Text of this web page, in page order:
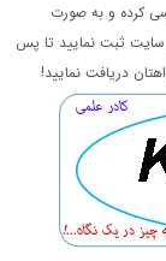
کرده و به صورت
سایت ثبت نمایید تا پس
دریافت نمایید!